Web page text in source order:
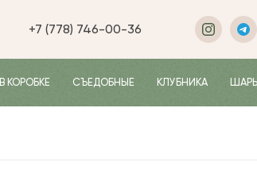
+7 (778) 746-00-36
В КОРОБКЕ СЪЕДОБНЫЕ КЛУБНИКА